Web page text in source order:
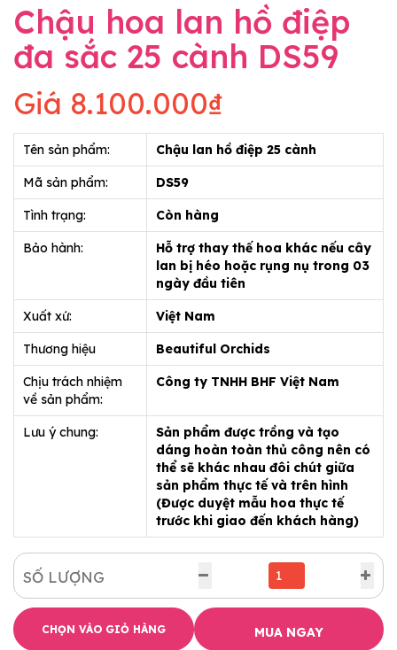
Chậu hoa lan hồ điệp
đa sắc 25 cành DS59
Giá 8.100.000₫
Tên sản phẩm: Chậu lan hồ điệp 25 cành
Mã sản phẩm: DS59
Tình trạng: Còn hàng
Bảo hành:
Hỗ trợ thay thế hoa khác nếu cây
lan bị héo hoặc rụng nụ trong 03
ngày đầu tiên
Xuất xứ: Việt Nam
Thương hiệu Beautiful Orchids
Chịu trách nhiệm
về sản phẩm:
Công ty TNHH BHF Việt Nam
Lưu ý chung:
Sản phẩm được trồng và tạo
dáng hoàn toàn thủ công nên có
thể sẽ khác nhau đôi chút giữa
sản phẩm thực tế và trên hình
(Được duyệt mẫu hoa thực tế
trước khi giao đến khách hàng)
SỐ LƯỢNG
CHỌN VÀO GIỎ HÀNG MUA NGAY